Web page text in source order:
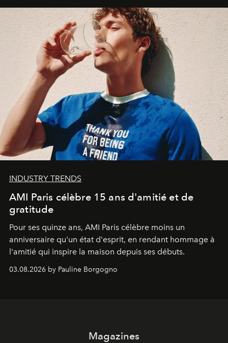
INDUSTRY TRENDS
AMI Paris célèbre 15 ans d'amitié et de
gratitude
Pour ses quinze ans, AMI Paris célèbre moins un
anniversaire qu'un état d'esprit, en rendant hommage à
l'amitié qui inspire la maison depuis ses débuts.
03.08.2026 by Pauline Borgogno
Magazines